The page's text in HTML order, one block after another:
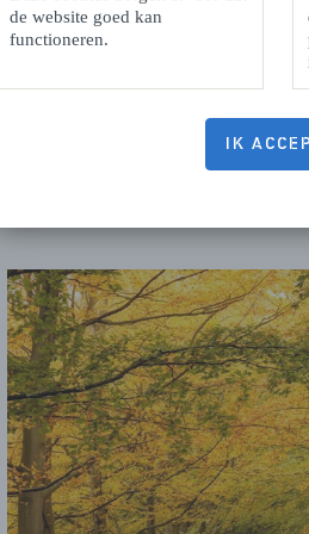
de website goed kan
functioneren.
IK